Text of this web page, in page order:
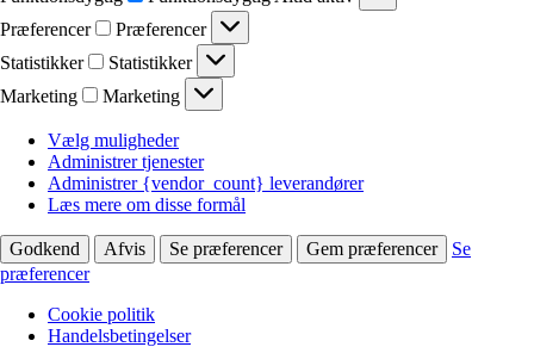
Præferencer
Præferencer
Statistikker
Statistikker
Marketing
Marketing
Vælg muligheder
Administrer tjenester
Administrer {vendor_count} leverandører
Læs mere om disse formål
Godkend Afvis Se præferencer Gem præferencer
Se
præferencer
Cookie politik
Handelsbetingelser